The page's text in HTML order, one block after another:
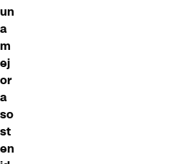
un
a
m
ej
or
a
so
st
en